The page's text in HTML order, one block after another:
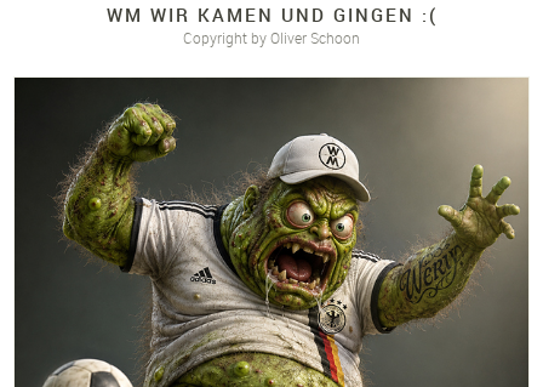
WM WIR KAMEN UND GINGEN :(
Copyright by Oliver Schoon